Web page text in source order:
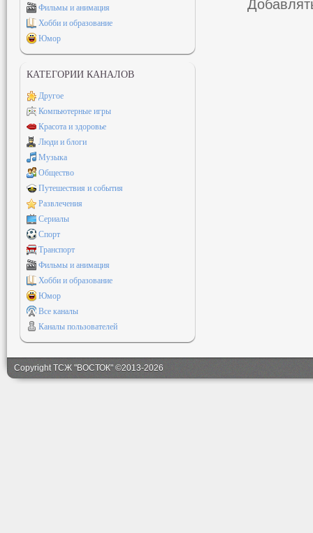
Фильмы и анимация
Хобби и образование
Юмор
КАТЕГОРИИ КАНАЛОВ
Другое
Компьютерные игры
Красота и здоровье
Люди и блоги
Музыка
Общество
Путешествия и события
Развлечения
Сериалы
Спорт
Транспорт
Фильмы и анимация
Хобби и образование
Юмор
Все каналы
Каналы пользователей
Copyright ТСЖ "ВОСТОК" ©2013-2026